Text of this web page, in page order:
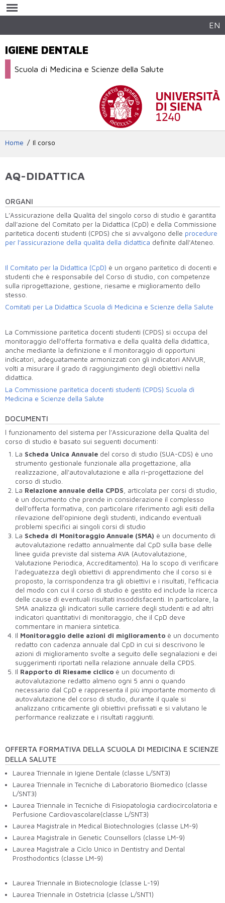
contenuto
EN
IGIENE DENTALE
Scuola di Medicina e Scienze della Salute
Home Il corso
AQ-DIDATTICA
ORGANI
L’Assicurazione della Qualità del singolo corso di studio è garantita
dall’azione del Comitato per la Didattica (CpD) e della Commissione
paritetica docenti studenti (CPDS) che si avvalgono delle procedure
per l’assicurazione della qualità della didattica definite dall’Ateneo.
Il Comitato per la Didattica (CpD) è un organo paritetico di docenti e
studenti che è responsabile del Corso di studio, con competenze
sulla riprogettazione, gestione, riesame e miglioramento dello
stesso.
Comitati per La Didattica Scuola di Medicina e Scienze della Salute
La Commissione paritetica docenti studenti (CPDS) si occupa del
monitoraggio dell'offerta formativa e della qualità della didattica,
anche mediante la definizione e il monitoraggio di opportuni
indicatori, adeguatamente armonizzati con gli indicatori ANVUR,
volti a misurare il grado di raggiungimento degli obiettivi nella
didattica.
La Commissione paritetica docenti studenti (CPDS) Scuola di
Medicina e Scienze della Salute
DOCUMENTI
l funzionamento del sistema per l’Assicurazione della Qualità del
corso di studio è basato sui seguenti documenti:
La Scheda Unica Annuale del corso di studio (SUA-CDS) è uno
strumento gestionale funzionale alla progettazione, alla
realizzazione, all'autovalutazione e alla ri-progettazione del
corso di studio.
La Relazione annuale della CPDS , articolata per corsi di studio,
è un documento che prende in considerazione il complesso
dell’offerta formativa, con particolare riferimento agli esiti della
rilevazione dell’opinione degli studenti, indicando eventuali
problemi specifici ai singoli corsi di studio
La Scheda di Monitoraggio Annuale (SMA) è un documento di
autovalutazione redatto annualmente dal CpD sulla base delle
linee guida previste dal sistema AVA (Autovalutazione,
Valutazione Periodica, Accreditamento). Ha lo scopo di verificare
l’adeguatezza degli obiettivi di apprendimento che il corso si è
proposto, la corrispondenza tra gli obiettivi e i risultati, l’efficacia
del modo con cui il corso di studio è gestito ed include la ricerca
delle cause di eventuali risultati insoddisfacenti. In particolare, la
SMA analizza gli indicatori sulle carriere degli studenti e ad altri
indicatori quantitativi di monitoraggio, che il CpD deve
commentare in maniera sintetica.
Il Monitoraggio delle azioni di miglioramento è un documento
redatto con cadenza annuale dal CpD in cui si descrivono le
azioni di miglioramento svolte a seguito delle segnalazioni e dei
suggerimenti riportati nella relazione annuale della CPDS.
Il Rapporto di Riesame ciclico è un documento di
autovalutazione redatto almeno ogni 5 anni o quando
necessario dal CpD e rappresenta il più importante momento di
autovalutazione del corso di studio, durante il quale si
analizzano criticamente gli obiettivi prefissati e si valutano le
performance realizzate e i risultati raggiunti.
OFFERTA FORMATIVA DELLA SCUOLA DI MEDICINA E SCIENZE
DELLA SALUTE
Laurea Triennale in Igiene Dentale (classe L/SNT3)
Laurea Triennale in Tecniche di Laboratorio Biomedico (classe
L/SNT3)
Laurea Triennale in Tecniche di Fisiopatologia cardiocircolatoria e
Perfusione Cardiovascolare(classe L/SNT3)
Laurea Magistrale in Medical Biotechnologies (classe LM-9)
Laurea Magistrale in Genetic Counsellors (classe LM-9)
Laurea Magistrale a Ciclo Unico in Dentistry and Dental
Prosthodontics (classe LM-9)
Laurea Triennale in Biotecnologie (classe L-19)
Laurea Triennale in Ostetricia (classe L/SNT1)